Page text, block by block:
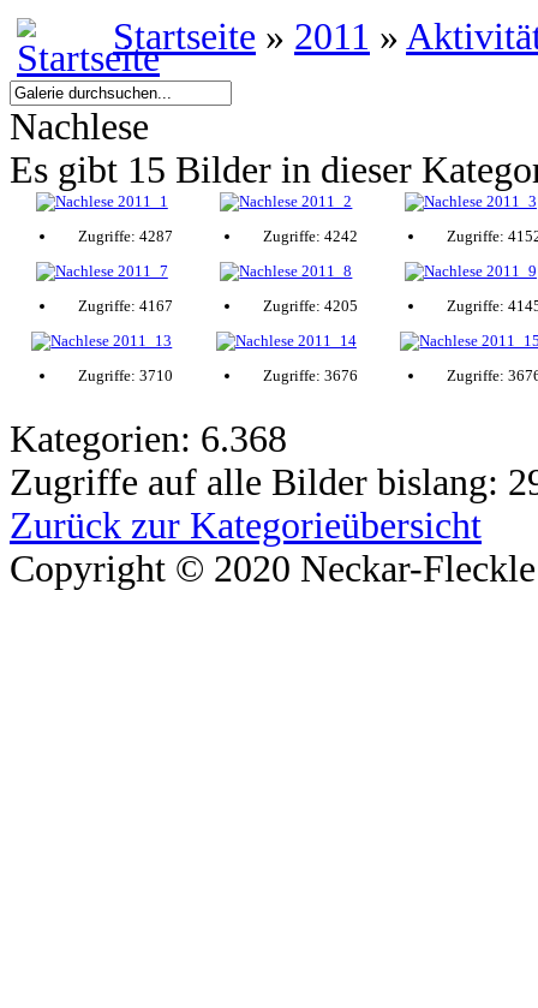
Startseite » 2011 »
Nachlese
Es gibt 15 Bilder in dieser
Zugriffe: 4287 Zugriffe: 4242 Zugriffe:
Zugriffe: 4167 Zugriffe: 4205 Zugriffe:
Zugriffe: 3710 Zugriffe: 3676 Zugriffe:
Kategorien: 6.368
Zugriffe auf alle Bilder bislang:
Zurück zur Kategorieübersicht
Copyright © 2020 Neckar-